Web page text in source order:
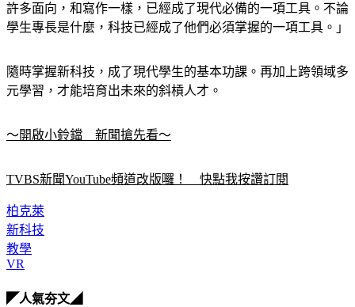
許多面向，和寫作一樣，已經成了現代必備的一項工具。不論
學生專長是什麼，科技已經成了他們必須掌握的一項工具。」
隨時掌握新科技，成了現代學生的基本功課。再加上跨領域多
元學習，才能培育出未來的斜槓人才。
～開啟小鈴鐺　新聞搶先看～
TVBS新聞YouTube頻道改版囉！　快點我按讚訂閱
柏克萊
新科技
教學
VR
◤人氣夯文◢